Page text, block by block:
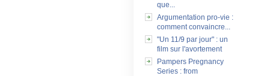
que...
Argumentation pro-vie :
comment convaincre...
"Un 11/9 par jour" : un
film sur l'avortement
Pampers Pregnancy
Series : from